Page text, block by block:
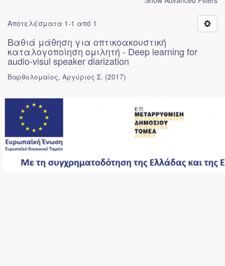
Αποτελέσματα 1-1 από 1
Βαθιά μάθηση για οπτικοακουστική
καταλογοποίηση ομιλητή - Deep learning for
audio-visul speaker diarization
Βαρθολομαίος, Αργύριος Σ. (2017)